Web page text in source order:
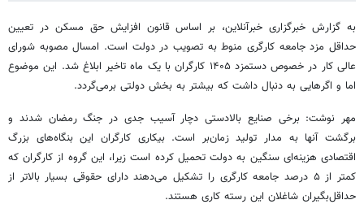
به گزارش خبرگزاری خبرآنلاین، بر اساس قانون افزایش حق مسکن در تعیین
حداقل مزد جامعه کارگری منوط به تصویب در دولت است. امسال مصوبه شورای
عالی کار در خصوص دستمزد ۱۴۰۵ کارگران با یک ماه تاخیر ابلاغ شد. این موضوع
اما و اگرهایی به دنبال داشت که بیشتر به بخش دولتی برمی‌گردد.
مهر نوشت: برخی صنایع بالادستی دچار آسیب جدی در جنگ رمضان شدند و
برگشت آنها به مدار تولید زمان‌بر است. بیکاری کارگران این بنگاه‌های بزرگ
اقتصادی هزینه‌ای سنگین به دولت تحمیل کرده است زیرا، این گروه از کارگران که
کمتر از ۵ درصد جامعه کارگری را تشکیل می‌دهند دارای حقوقی بسیار بالاتر از
حداقل‌بگیران شاغلان این رسته کاری هستند.